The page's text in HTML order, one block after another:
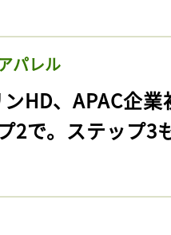
パレル
ンHD、APAC企
2で。ステップ3